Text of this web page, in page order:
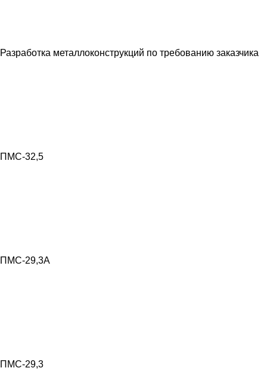
Разработка металлоконструкций по требованию заказчика
ПМС-32,5
ПМС-29,3А
ПМС-29,3